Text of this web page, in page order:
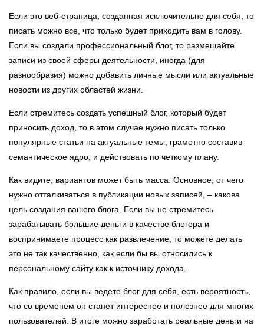
Если это веб-страница, созданная исключительно для себя, то
писать можно все, что только будет приходить вам в голову.
Если вы создали профессиональный блог, то размещайте
записи из своей сферы деятельности, иногда (для
разнообразия) можно добавить личные мысли или актуальные
новости из других областей жизни.
Если стремитесь создать успешный блог, который будет
приносить доход, то в этом случае нужно писать только
популярные статьи на актуальные темы, грамотно составив
семантическое ядро, и действовать по четкому плану.
Как видите, вариантов может быть масса. Основное, от чего
нужно отталкиваться в публикации новых записей, – какова
цель создания вашего блога. Если вы не стремитесь
зарабатывать большие деньги в качестве блогера и
воспринимаете процесс как развлечение, то можете делать
это не так качественно, как если бы вы относились к
персональному сайту как к источнику дохода.
Как правило, если вы ведете блог для себя, есть вероятность,
что со временем он станет интереснее и полезнее для многих
пользователей. В итоге можно заработать реальные деньги на